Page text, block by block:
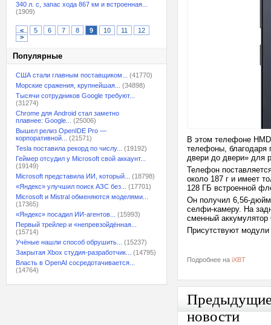
340 л. с, запас хода 867 км и встроенная...
(1909)
< 5 6 7 8 9 10 11
12
>
Популярные
США стали главным поставщиком...
(41770)
Морские сражения, крупнейшая...
(34898)
Тысячи сотрудников Google требуют...
(31274)
Chrome для Android стал заметно
плавнее: Google...
(25006)
Вышел релиз OpenIDE Pro —
корпоративной...
(21571)
Tesla поставила рекорд по числу...
(19192)
Геймер отсудил у Microsoft свой аккаунт...
(19149)
Microsoft представила ИИ, который...
(18798)
«Яндекс» улучшил поиск АЗС без...
(17701)
Microsoft и Mistral обменяются моделями...
(17365)
«Яндекс» посадил ИИ-агентов...
(15993)
Первый трейлер и «непревзойдённая...
(15714)
Учёные нашли способ обрушить...
(15237)
Закрытая Xbox студия-разработчик...
(14795)
Власть в OpenAI сосредотачивается...
(14764)
В этом телефоне
телефоны, благодаря
двери до двери» для
Телефон
около 187 г и имеет
128 ГБ встроенной
Он получил 6,56-
селфи-камеру. На
сменный
Присутствуют
Подробнее на iXBT
новости